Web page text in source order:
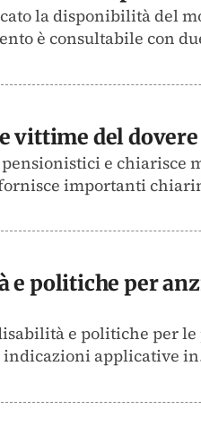
la disponibilità del
è consultabile con
vittime del dovere
e chiarisce
importanti
e politiche per
e politiche per le
indicazioni applicative